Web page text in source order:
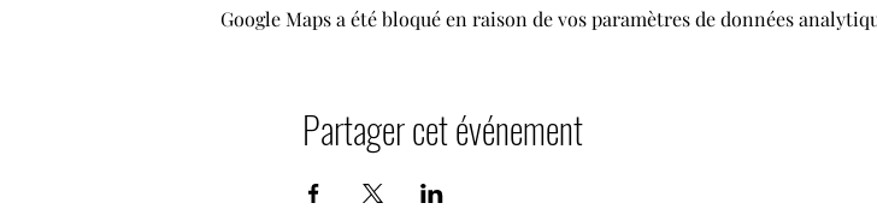
Google Maps a été bloqué en raison de vos paramètres de données
Partager cet événement